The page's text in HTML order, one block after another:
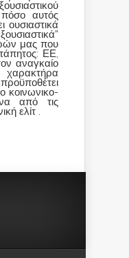
αυτός
ουσιαστικά
μας που
ΕΕ,
αναγκαίο
χαρακτήρα
κοινωνικο-
από τις
ελίτ .